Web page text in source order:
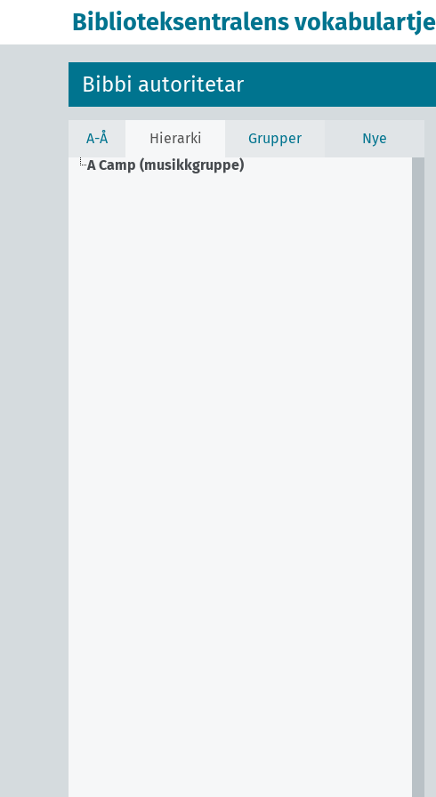
Biblioteksentralens
Bibbi autoritetar
A-Å Hierarki Grupper
Nye
A Camp (musikkgruppe)